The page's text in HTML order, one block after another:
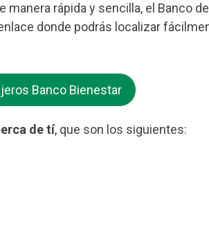
rápida y sencilla, el Banco
donde podrás localizar
Banco Bienestar
de tí, que son los siguientes: